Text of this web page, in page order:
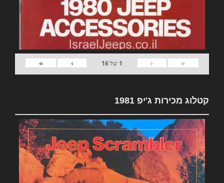
«
‹
1 של16
›
»
קטלוג מכירות ג'יפ 1981